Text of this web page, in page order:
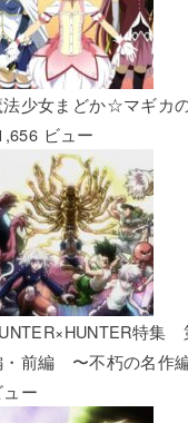
少女まどか☆マギカ
ビュー
特
・前編 〜不朽の名作
ー